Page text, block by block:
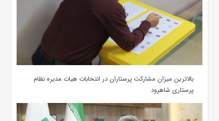
بالاترین میزان مشارکت پرستاران در انتخابات هیات مدیره نظام
پرستاری شاهرود